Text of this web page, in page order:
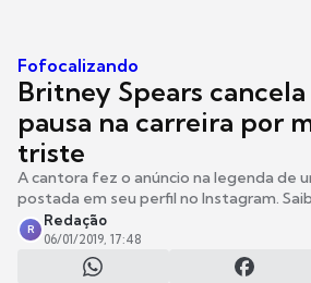
Fofocalizando
Britney Spears
pausa na carreira por
triste
A cantora fez o anúncio na legenda de
postada em seu perfil no Instagram.
R
Redação
06/01/2019, 17:48